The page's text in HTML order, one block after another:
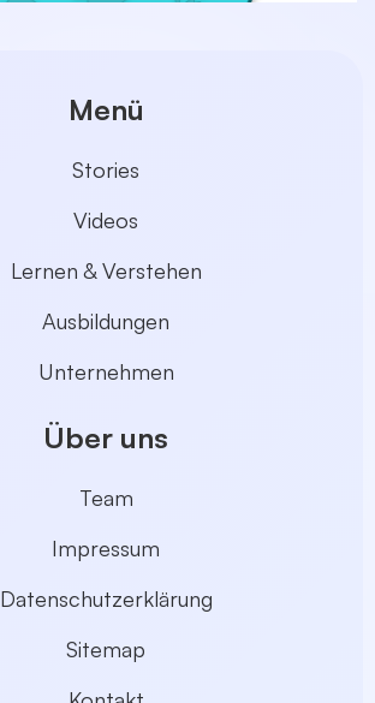
Menü
Stories
Videos
Lernen & Verstehen
Ausbildungen
Unternehmen
Über uns
Team
Impressum
Datenschutzerklärung
Sitemap